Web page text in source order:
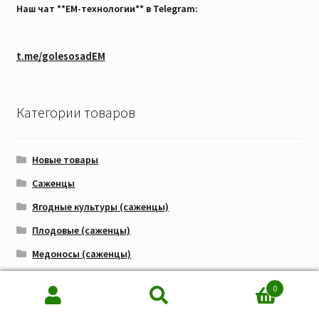
Наш чат **EM-технологии** в Telegram:
t.me/golesosadEM
Категории товаров
Новые товары
Саженцы
Ягодные культуры (саженцы)
Плодовые (саженцы)
Медоносы (саженцы)
Хвойные (саженцы)
0